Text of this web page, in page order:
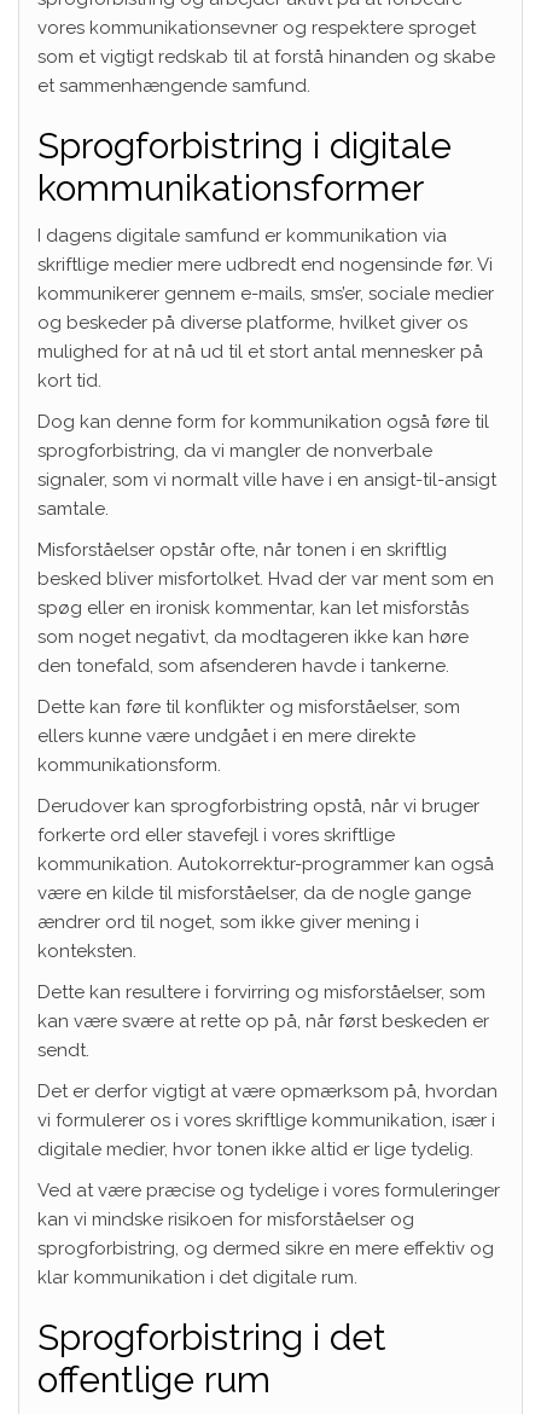
vores kommunikationsevner og respektere sproget
som et vigtigt redskab til at forstå hinanden og skabe
et sammenhængende samfund.
Sprogforbistring i digitale
kommunikationsformer
I dagens digitale samfund er kommunikation via
skriftlige medier mere udbredt end nogensinde før. Vi
kommunikerer gennem e-mails, sms’er, sociale medier
og beskeder på diverse platforme, hvilket giver os
mulighed for at nå ud til et stort antal mennesker på
kort tid.
Dog kan denne form for kommunikation også føre til
sprogforbistring, da vi mangler de nonverbale
signaler, som vi normalt ville have i en ansigt-til-ansigt
samtale.
Misforståelser opstår ofte, når tonen i en skriftlig
besked bliver misfortolket. Hvad der var ment som en
spøg eller en ironisk kommentar, kan let misforstås
som noget negativt, da modtageren ikke kan høre
den tonefald, som afsenderen havde i tankerne.
Dette kan føre til konflikter og misforståelser, som
ellers kunne være undgået i en mere direkte
kommunikationsform.
Derudover kan sprogforbistring opstå, når vi bruger
forkerte ord eller stavefejl i vores skriftlige
kommunikation. Autokorrektur-programmer kan også
være en kilde til misforståelser, da de nogle gange
ændrer ord til noget, som ikke giver mening i
konteksten.
Dette kan resultere i forvirring og misforståelser, som
kan være svære at rette op på, når først beskeden er
sendt.
Det er derfor vigtigt at være opmærksom på, hvordan
vi formulerer os i vores skriftlige kommunikation, især i
digitale medier, hvor tonen ikke altid er lige tydelig.
Ved at være præcise og tydelige i vores formuleringer
kan vi mindske risikoen for misforståelser og
sprogforbistring, og dermed sikre en mere effektiv og
klar kommunikation i det digitale rum.
Sprogforbistring i det
offentlige rum